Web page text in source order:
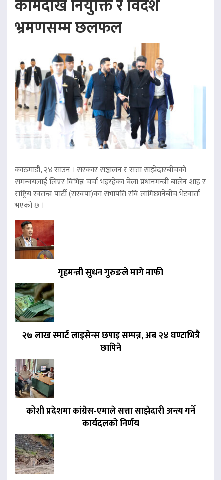
कामदेखि नियुक्ति र विदेश
भ्रमणसम्म छलफल
काठमाडौं, २४ साउन । सरकार सञ्चालन र सत्ता साझेदारबीचको
समन्वयलाई लिएर विभिन्न चर्चा भइरहेका बेला प्रधानमन्त्री बालेन शाह र
राष्ट्रिय स्वतन्त्र पार्टी (रास्वपा)का सभापति रवि लामिछानेबीच भेटवार्ता
भएको छ ।
गृहमन्त्री सुधन गुरुङले मागे माफी
२७ लाख स्मार्ट लाइसेन्स छपाइ सम्पन्न, अब २४ घण्टाभित्रै
छापिने
कोशी प्रदेशमा कांग्रेस-एमाले सत्ता साझेदारी अन्त्य गर्ने
कार्यदलको निर्णय